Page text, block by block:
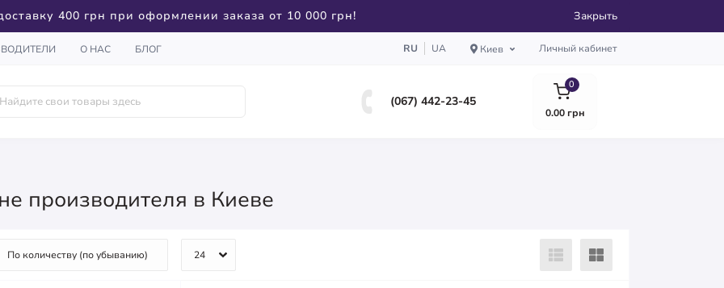
400 грн при оформлении заказа от 10 000 грн! Закрыть
О НАС БЛОГ RU UA Киев Личный кабинет
(067) 442-23-45
0
0.00 грн
производителя в Киеве